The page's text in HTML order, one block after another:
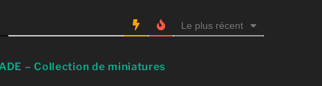
Le plus récent
– Collection de miniatures